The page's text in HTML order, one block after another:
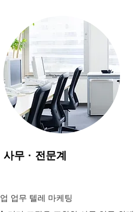
사무 · 전문계
업무 텔레 마케팅